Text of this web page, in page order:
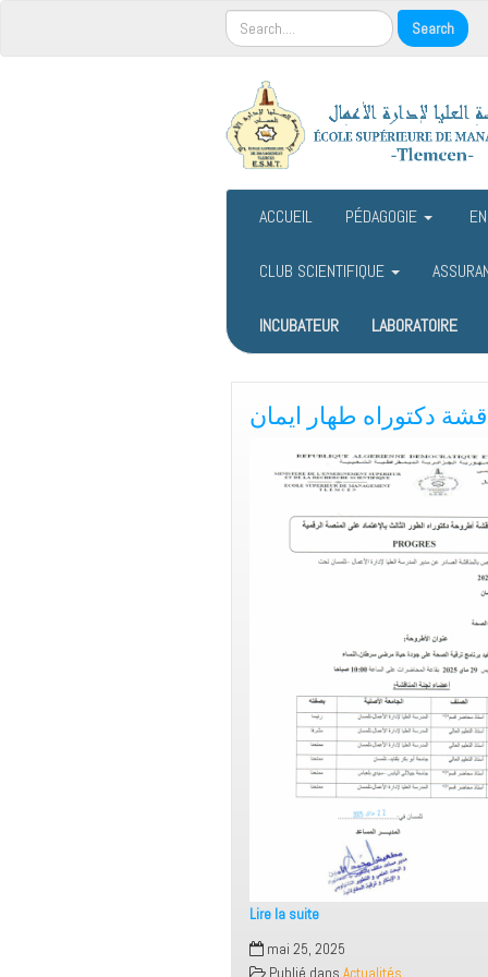
ACCUEIL PÉDAGOGIE
CLUB SCIENTIFIQUE
INCUBATEUR LABORATOIRE
دكتوراه طهار ايمان
Lire la suite
اعلان
مناقشة
mai 25, 2025
Publié dans Actualités